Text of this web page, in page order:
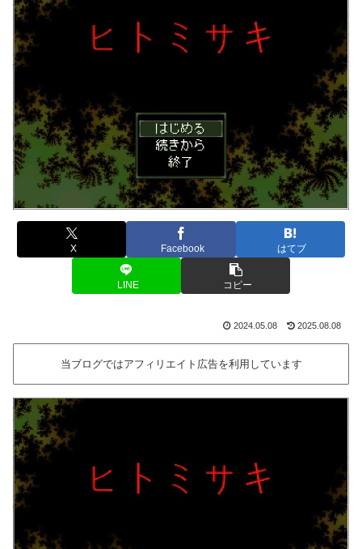
X Facebook はてブ
LINE コピー
2024.05.08 2025.08.08
当ブログではアフィリエイト広告を利用しています